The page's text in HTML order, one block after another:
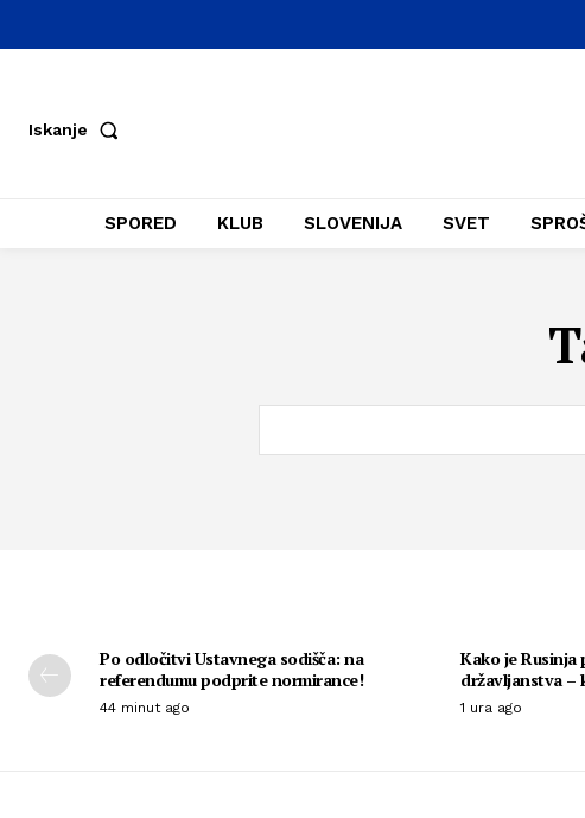
Iskanje
SPORED KLUB SLOVENIJA SVET
Po odločitvi Ustavnega sodišča: na
referendumu podprite normirance!
44 minut ago
Kako je Rusinja
državljanstva –
1 ura ago